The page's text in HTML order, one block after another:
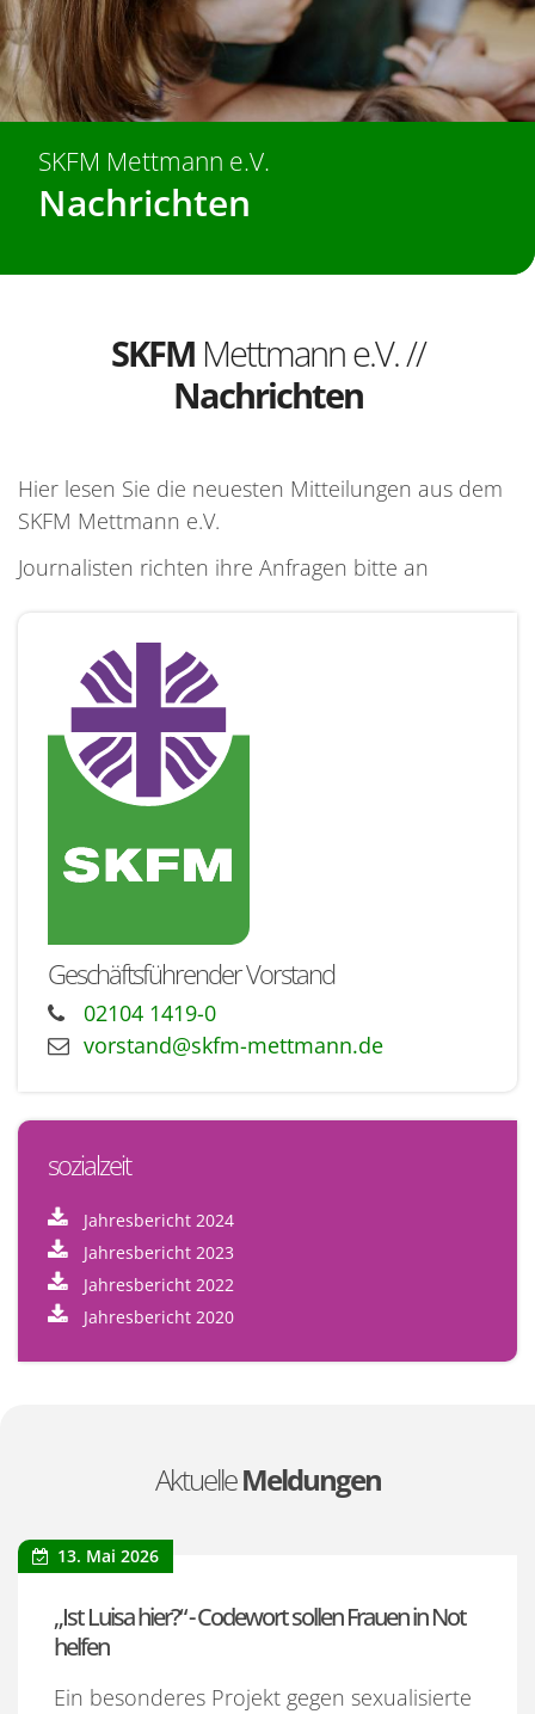
SKFM Mettmann e.V.
Nachrichten
SKFMMettmann e.V. //
Nachrichten
Hier lesen Sie die neuesten Mitteilungen aus dem
SKFM Mettmann e.V.
Journalisten richten ihre Anfragen bitte an
Geschäftsführender Vorstand
02104 1419-0
vorstand@skfm-mettmann.de
sozialzeit
Jahresbericht 2024
Jahresbericht 2023
Jahresbericht 2022
Jahresbericht 2020
AktuelleMeldungen
„Ist Luisa hier?“ - Codewort sollen Frauen in Not
helfen
13. Mai 2026
Ein besonderes Projekt gegen sexualisierte